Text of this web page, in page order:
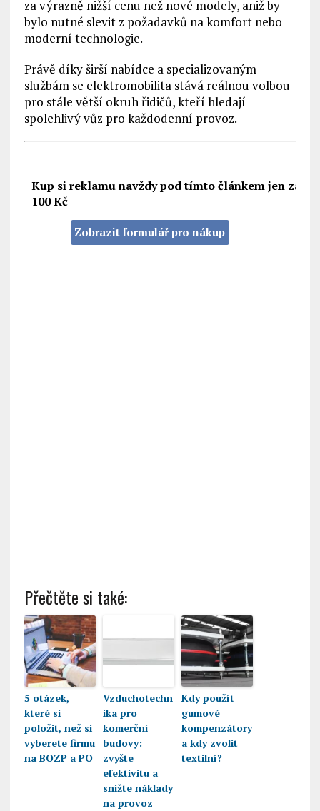
za výrazně nižší cenu než nové modely, aniž by
bylo nutné slevit z požadavků na komfort nebo
moderní technologie.
Právě díky širší nabídce a specializovaným
službám se elektromobilita stává reálnou volbou
pro stále větší okruh řidičů, kteří hledají
spolehlivý vůz pro každodenní provoz.
Kup si reklamu navždy pod tímto článkem jen za
100 Kč
Zobrazit formulář pro nákup
Přečtěte si také:
5 otázek,
které si
položit, než si
vyberete firmu
na BOZP a PO
Vzduchotechn
ika pro
komerční
budovy:
zvyšte
efektivitu a
snižte náklady
na provoz
Kdy použít
gumové
kompenzátory
a kdy zvolit
textilní?